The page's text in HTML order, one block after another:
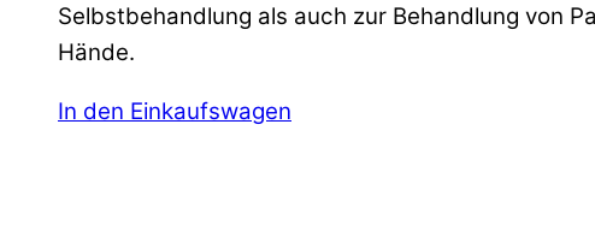
Selbstbehandlung als auch zur Behandlung von
Hände.
In den Einkaufswagen